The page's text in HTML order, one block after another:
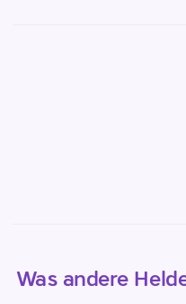
Was andere